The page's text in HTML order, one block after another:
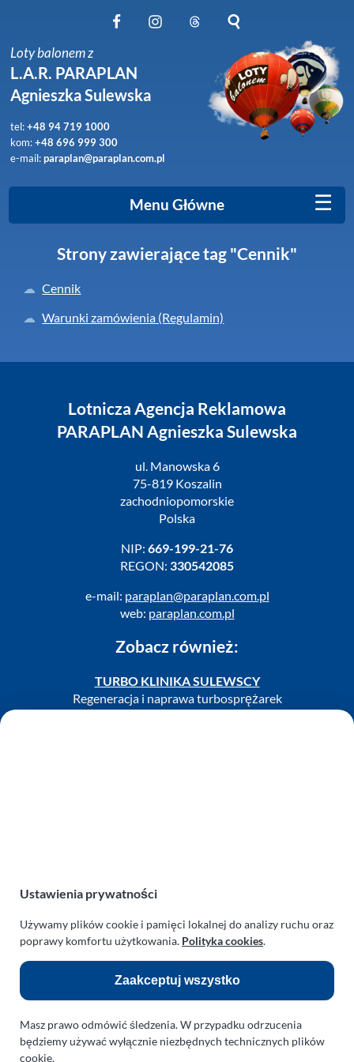
Obserwuj nas na Instagram
Obserwuj nas na Threads
Szukaj na stronie
Loty balonem z
L.A.R. PARAPLAN
Agnieszka Sulewska
tel:+48 94 719 1000
kom:+48 696 999 300
e-mail:paraplan@paraplan.com.pl
Menu Główne ☰
Strony zawierające tag "Cennik"
Cennik
Warunki zamówienia (Regulamin)
Lotnicza Agencja Reklamowa
PARAPLAN Agnieszka Sulewska
ul. Manowska 6
75-819 Koszalin
zachodniopomorskie
Polska
NIP: 669-199-21-76
REGON: 330542085
e-mail: paraplan@paraplan.com.pl
web: paraplan.com.pl
Zobacz również:
TURBO KLINIKA SULEWSCY
Regeneracja i naprawa turbosprężarek
Odnośniki:
Flight Operations Consulting
Motopark Koszalin
Rodzina Wolarków
Ustawienia prywatności
Używamy plików cookie i pamięci lokalnej do analizy ruchu oraz
poprawy komfortu użytkowania. Polityka cookies.
Zaakceptuj wszystko
Masz prawo odmówić śledzenia. W przypadku odrzucenia
będziemy używać wyłącznie niezbędnych technicznych plików
cookie.